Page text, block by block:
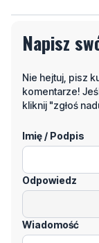
Napisz
Nie hejtuj, pisz
komentarze!
kliknij "zgłoś
Imię / Podpis
Odpowiedz
Wiadomość